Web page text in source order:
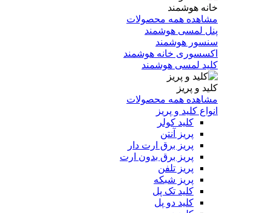
خانه هوشمند
مشاهده همه محصولات
پنل لمسی هوشمند
سنسور هوشمند
اکسسوری خانه هوشمند
کلید لمسی هوشمند
کلید و پریز
مشاهده همه محصولات
انواع کلید و پریز
کلید کولر
پریز آنتن
پریز برق ارت دار
پریز برق بدون ارت
پریز تلفن
پریز شبکه
کلید تک پل
کلید دو پل